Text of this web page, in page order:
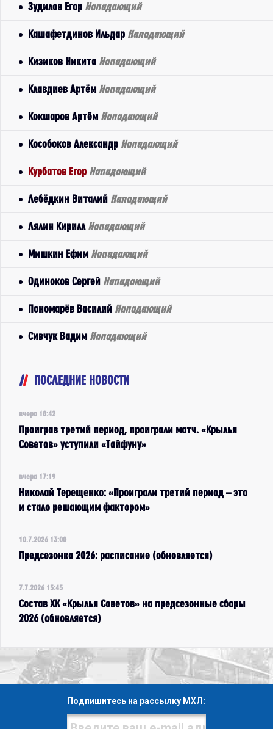
Зудилов Егор Нападающий
Кашафетдинов Ильдар Нападающий
Кизиков Никита Нападающий
Клавдиев Артём Нападающий
Кокшаров Артём Нападающий
Кособоков Александр Нападающий
Курбатов Егор Нападающий
Лебёдкин Виталий Нападающий
Лялин Кирилл Нападающий
Мишкин Ефим Нападающий
Одиноков Сергей Нападающий
Пономарёв Василий Нападающий
Сивчук Вадим Нападающий
ПОСЛЕДНИЕ НОВОСТИ
вчера 18:42
Проиграв третий период, проиграли матч. «Крылья
Советов» уступили «Тайфуну»
вчера 17:19
Николай Терещенко: «Проиграли третий период – это
и стало решающим фактором»
10.7.2026 13:00
Предсезонка 2026: расписание (обновляется)
7.7.2026 15:45
Состав ХК «Крылья Советов» на предсезонные сборы
2026 (обновляется)
Подпишитесь на рассылку МХЛ: